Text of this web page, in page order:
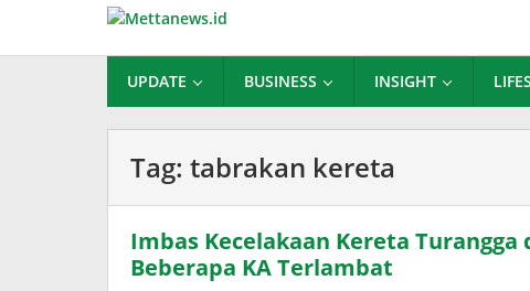
konten
UPDATE BUSINESS INSIGHT
Tag: tabrakan kereta
Imbas Kecelakaan Kereta Turangga
Beberapa KA Terlambat